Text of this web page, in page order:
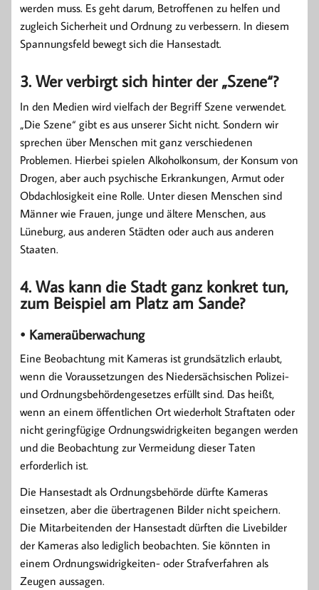
werden muss. Es geht darum, Betroffenen zu helfen und
zugleich Sicherheit und Ordnung zu verbessern. In diesem
Spannungsfeld bewegt sich die Hansestadt.
3. Wer verbirgt sich hinter der „Szene“?
In den Medien wird vielfach der Begriff Szene verwendet.
„Die Szene“ gibt es aus unserer Sicht nicht. Sondern wir
sprechen über Menschen mit ganz verschiedenen
Problemen. Hierbei spielen Alkoholkonsum, der Konsum von
Drogen, aber auch psychische Erkrankungen, Armut oder
Obdachlosigkeit eine Rolle. Unter diesen Menschen sind
Männer wie Frauen, junge und ältere Menschen, aus
Lüneburg, aus anderen Städten oder auch aus anderen
Staaten.
4. Was kann die Stadt ganz konkret tun,
zum Beispiel am Platz am Sande?
• Kameraüberwachung
Eine Beobachtung mit Kameras ist grundsätzlich erlaubt,
wenn die Voraussetzungen des Niedersächsischen Polizei-
und Ordnungsbehördengesetzes erfüllt sind. Das heißt,
wenn an einem öffentlichen Ort wiederholt Straftaten oder
nicht geringfügige Ordnungswidrigkeiten begangen werden
und die Beobachtung zur Vermeidung dieser Taten
erforderlich ist.
Die Hansestadt als Ordnungsbehörde dürfte Kameras
einsetzen, aber die übertragenen Bilder nicht speichern.
Die Mitarbeitenden der Hansestadt dürften die Livebilder
der Kameras also lediglich beobachten. Sie könnten in
einem Ordnungswidrigkeiten- oder Strafverfahren als
Zeugen aussagen.